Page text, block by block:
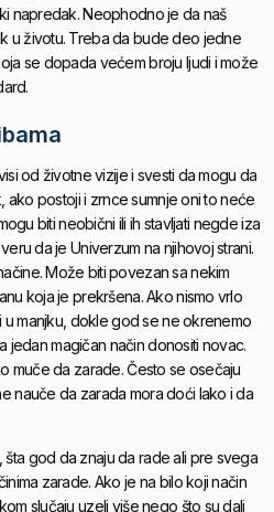
napredak. Neophodno je da naš
u životu. Treba da bude deo jedne
se dopada većem broju ljudi i može
od životne vizije i svesti da mogu da
ako postoji i zrnce sumnje oni to neće
biti neobični ili ih stavljati negde iza
da je Univerzum na njihovoj strani.
Može biti povezan sa nekim
koja je prekršena. Ako nismo vrlo
manjku, dokle god se ne okrenemo
jedan magičan način donositi novac.
muče da zarade. Često se osečaju
nauče da zarada mora doći lako i da
god da znaju da rade ali pre svega
zarade. Ako je na bilo koji način
slučaju uzeli više nego što su dali